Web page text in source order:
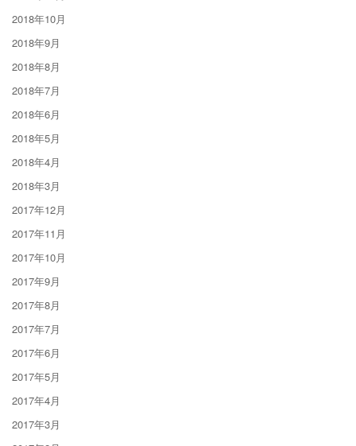
2018年10月
2018年9月
2018年8月
2018年7月
2018年6月
2018年5月
2018年4月
2018年3月
2017年12月
2017年11月
2017年10月
2017年9月
2017年8月
2017年7月
2017年6月
2017年5月
2017年4月
2017年3月